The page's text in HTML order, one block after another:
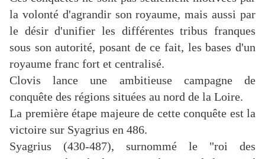
la volonté d'agrandir son royaume, mais aussi par
le désir d'unifier les différentes tribus franques
sous son autorité, posant de ce fait, les bases d'un
royaume franc fort et centralisé.
Clovis lance une ambitieuse campagne de
conquête des régions situées au nord de la Loire.
La première étape majeure de cette conquête est la
victoire sur Syagrius en 486.
Syagrius (430-487), surnommé le "roi des